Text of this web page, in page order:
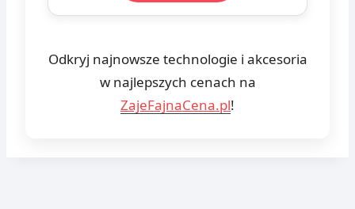
Odkryj najnowsze technologie i akcesoria
w najlepszych cenach na
ZajeFajnaCena.pl!